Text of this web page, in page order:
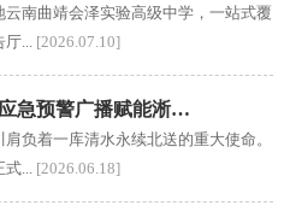
南曲靖会泽实验高级中学，一站式覆
厅... [2026.07.10]
急预警广播赋能淅…
负着一库清水永续北送的重大使命。
式... [2026.06.18]